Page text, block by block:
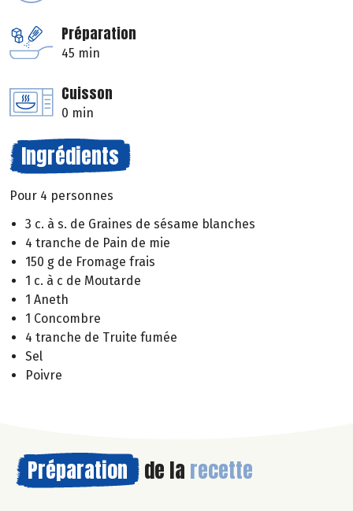
Préparation
45 min
Cuisson
0 min
Ingrédients
Pour 4 personnes
3 c. à s. de Graines de sésame blanches
4 tranche de Pain de mie
150 g de Fromage frais
1 c. à c de Moutarde
1 Aneth
1 Concombre
4 tranche de Truite fumée
Sel
Poivre
Préparation de la recette